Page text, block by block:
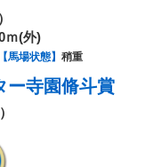
ｍ(外)
【馬場状態】 稍重
ー寺園脩斗賞